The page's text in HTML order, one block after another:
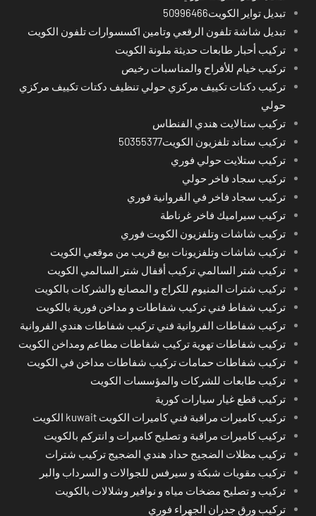
تبديل تواير الكويت50996466
تبديل شاشة تلفون الرقعي وتامين اكسسوارات تلفون الكويت
تركيب أحبار طابعات حديثة ملونة الكويت
تركيب خيام للأفراح والمناسبات رخيص
تركيب دكتات تكييف مركزي حولي تنظيف دكتات تكييف مركزي
حولي
تركيب ستالايت هندي الفنطاس
تركيب ستاند تلفزيون الكويت50355377
تركيب ستلايت حولي فوري
تركيب سجاد فاخر حولي
تركيب سجاد فاخر في الفروانية فوري
تركيب سيراميك فاخر غرناطة
تركيب شاشات وتلفزيون الكويت فوري
تركيب شاشات وتلفزيونات بيع قريب من موقعي الكويت
تركيب شتر السالمي تركيب أقفال شتر السالمي الكويت
تركيب شترات المنيوم للكراج و المصانع والشركات بالكويت
تركيب شفاط فني تركيب شفاطات و مداخن فورية بالكويت
تركيب شفاطات الفروانية فني تركيب شفاطات هندي الفروانية
تركيب شفاطات تهوية تركيب شفاطات مطاعم ومداخن الكويت
تركيب شفاطات حمامات تركيب شفاطات مداخن في الكويت
تركيب طابعات للشركات والمؤسسات الكويت
تركيب قطع غيار سيارات كورية
تركيب كاميرات مراقبة فني كاميرات الكويت kuwait الكويت
تركيب كاميرات مراقبة و تصليح كاميرات و انتركم بالكويت
تركيب مظلات الضجيج حداد هندي الضجيج تركيب شترات
تركيب مقويات شبكة و سيرفس للجوالات و السرداب والبر
تركيب و تصليح مضخات مياه و نوافير وشلالات بالكويت
تركيب ورق جدران الجهراء فوري